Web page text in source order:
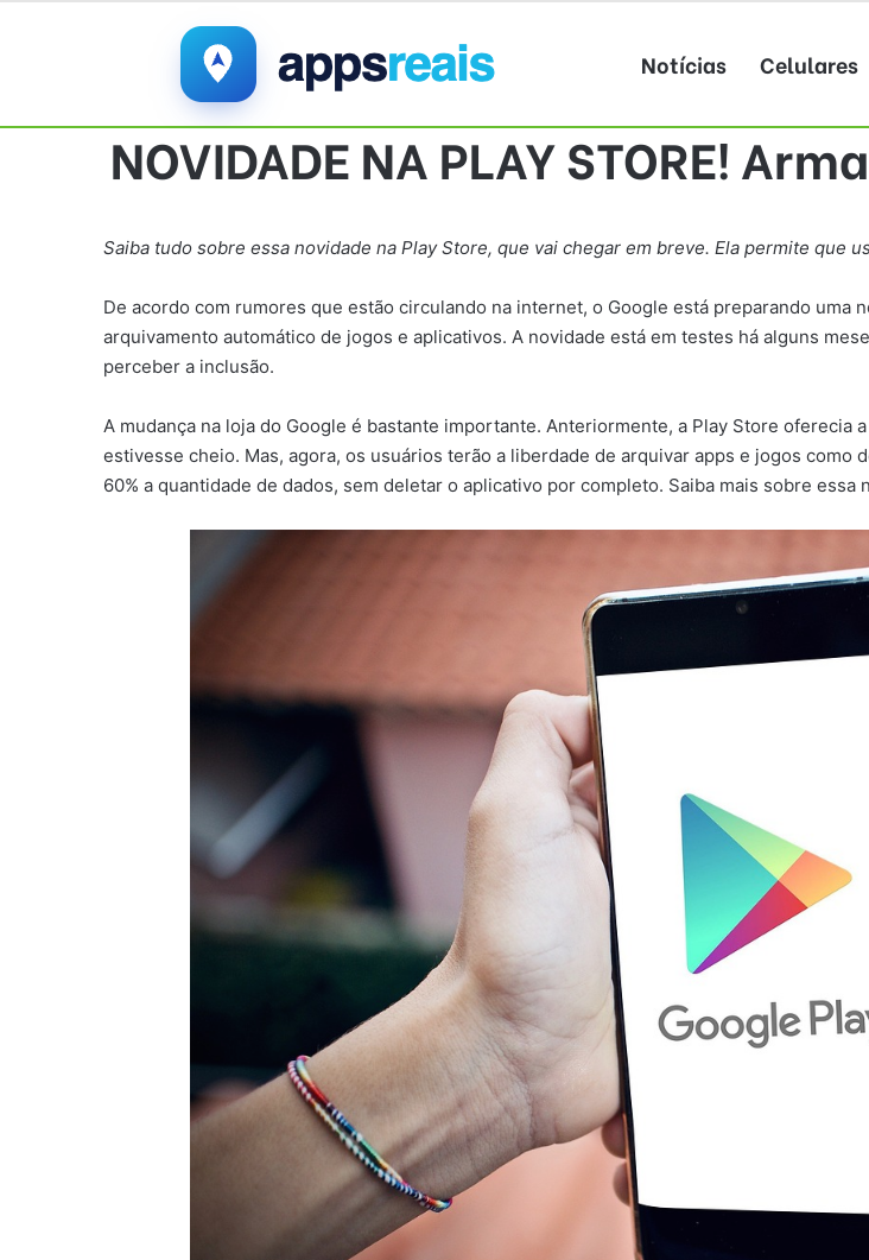
Notícias Celulares
NOVIDADE NA PLAY STORE!
Saiba tudo sobre essa novidade na Play Store, que vai chegar em breve. Ela permite que
De acordo com rumores que estão circulando na internet, o Google está preparando uma
arquivamento automático de jogos e aplicativos. A novidade está em testes há alguns
perceber a inclusão.
A mudança na loja do Google é bastante importante. Anteriormente, a Play Store oferecia
estivesse cheio. Mas, agora, os usuários terão a liberdade de arquivar apps e jogos como
60% a quantidade de dados, sem deletar o aplicativo por completo. Saiba mais sobre